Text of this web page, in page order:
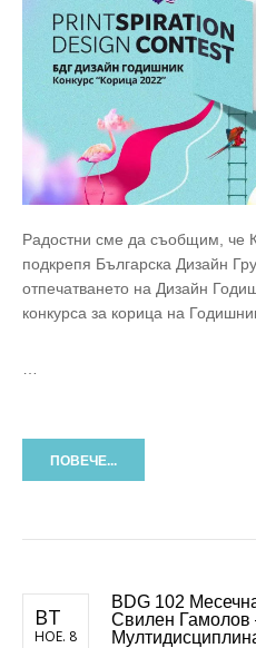
Радостни сме да съобщим, че
подкрепя Българска Дизайн
отпечатването на Дизайн
конкурса за корица на
ПОВЕЧЕ...
ВТ
НОЕ. 8
BDG 102
Свилен Гамолов